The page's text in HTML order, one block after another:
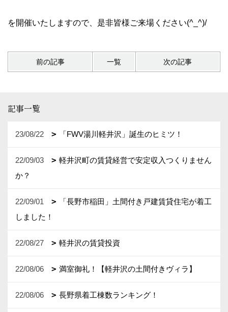
を開催いたしますので、是非皆様ご来場ください(^_^)/
前の記事 一覧 次の記事
記事一覧
23/08/22 「FWV湯川軽井沢」誕生のヒミツ！
22/09/03
軽井沢町の賃貸経営で安定収入つくりません
か？
22/09/01
「長野市稲田」土間付き戸建賃貸住宅が着工
しました！
22/08/27 軽井沢の賃貸投資
22/08/06 満室御礼！【軽井沢の土間付きヴィラ】
22/08/06 長野県着工棟数ランキング！